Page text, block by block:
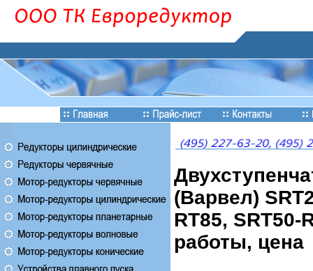
(Варвел)
RT85, SRT50-
работы, цена